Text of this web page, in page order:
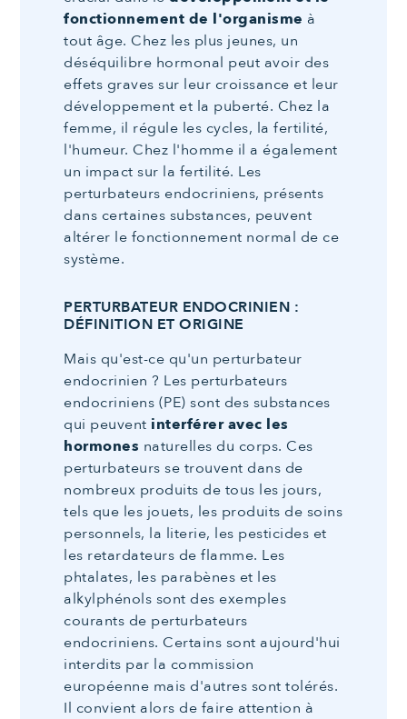
fonctionnement de l'organisme à
tout âge. Chez les plus jeunes, un
déséquilibre hormonal peut avoir des
effets graves sur leur croissance et leur
développement et la puberté. Chez la
femme, il régule les cycles, la fertilité,
l'humeur. Chez l'homme il a également
un impact sur la fertilité. Les
perturbateurs endocriniens, présents
dans certaines substances, peuvent
altérer le fonctionnement normal de ce
système.
PERTURBATEUR ENDOCRINIEN :
DÉFINITION ET ORIGINE
Mais qu'est-ce qu'un perturbateur
endocrinien ? Les perturbateurs
endocriniens (PE) sont des substances
qui peuvent interférer avec les
hormones naturelles du corps. Ces
perturbateurs se trouvent dans de
nombreux produits de tous les jours,
tels que les jouets, les produits de soins
personnels, la literie, les pesticides et
les retardateurs de flamme. Les
phtalates, les parabènes et les
alkylphénols sont des exemples
courants de perturbateurs
endocriniens. Certains sont aujourd'hui
interdits par la commission
européenne mais d'autres sont tolérés.
Il convient alors de faire attention à